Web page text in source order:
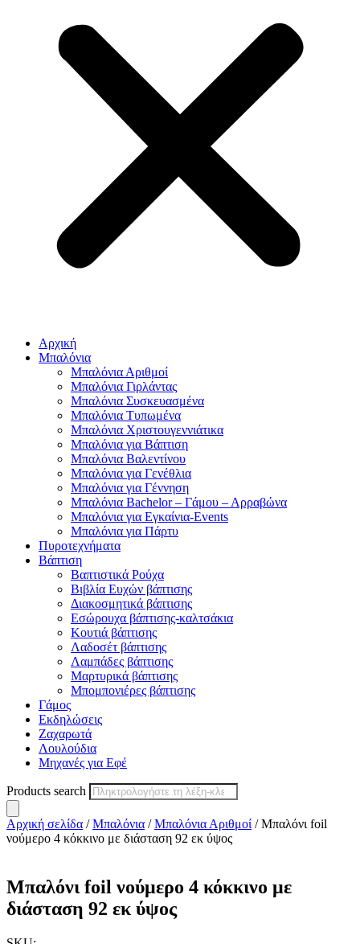
Αρχική
Μπαλόνια
Μπαλόνια Αριθμοί
Μπαλόνια Γιρλάντας
Μπαλόνια Συσκευασμένα
Μπαλόνια Τυπωμένα
Μπαλόνια Χριστουγεννιάτικα
Μπαλόνια για Βάπτιση
Μπαλόνια Βαλεντίνου
Μπαλόνια για Γενέθλια
Μπαλόνια για Γέννηση
Μπαλόνια Bachelor – Γάμου – Αρραβώνα
Μπαλόνια για Εγκαίνια-Events
Μπαλόνια για Πάρτυ
Πυροτεχνήματα
Βάπτιση
Βαπτιστικά Ρούχα
Βιβλία Ευχών βάπτισης
Διακοσμητικά βάπτισης
Εσώρουχα βάπτισης-καλτσάκια
Κουτιά βάπτισης
Λαδοσέτ βάπτισης
Λαμπάδες βάπτισης
Μαρτυρικά βάπτισης
Μπομπονιέρες βάπτισης
Γάμος
Εκδηλώσεις
Ζαχαρωτά
Λουλούδια
Μηχανές για Εφέ
Products search
Αρχική σελίδα /Μπαλόνια /Μπαλόνια Αριθμοί / Μπαλόνι foil
νούμερο 4 κόκκινο με διάσταση 92 εκ ύψος
Μπαλόνι foil νούμερο 4 κόκκινο με
διάσταση 92 εκ ύψος